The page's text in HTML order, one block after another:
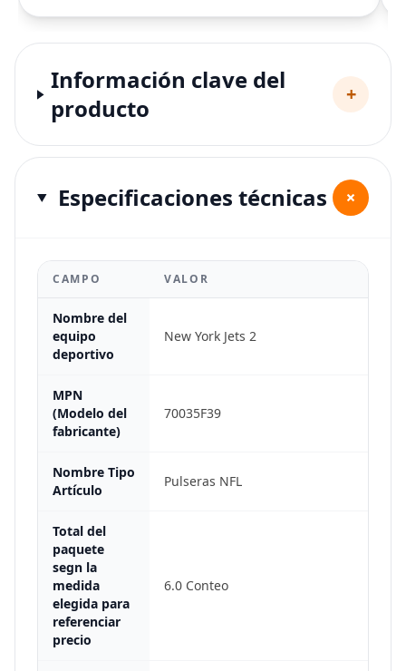
Información clave del
producto
+
Especificaciones técnicas +
CAMPO VALOR
Nombre del
equipo
deportivo
New York Jets 2
MPN
(Modelo del
fabricante)
70035F39
Nombre Tipo
Artículo
Pulseras NFL
Total del
paquete
segn la
medida
elegida para
referenciar
precio
6.0 Conteo